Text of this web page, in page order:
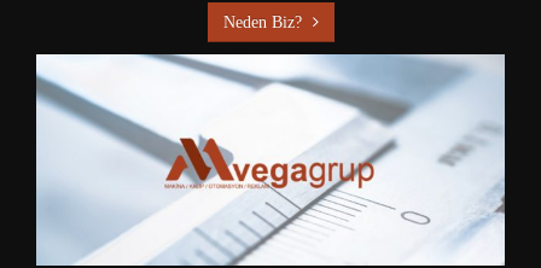
Neden Biz?